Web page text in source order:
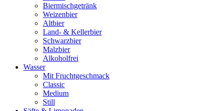
Biermischgetränk
Weizenbier
Altbier
Land- & Kellerbier
Schwarzbier
Malzbier
Alkoholfrei
Wasser
Mit Fruchtgeschmack
Classic
Medium
Still